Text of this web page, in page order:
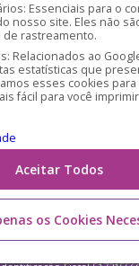
Essenciais para o
nosso site. Eles não
rastreamento.
Relacionados ao
estatísticas que
esses cookies
fácil para você
Aceitar Todos
os Cookies
Mídias Sociais